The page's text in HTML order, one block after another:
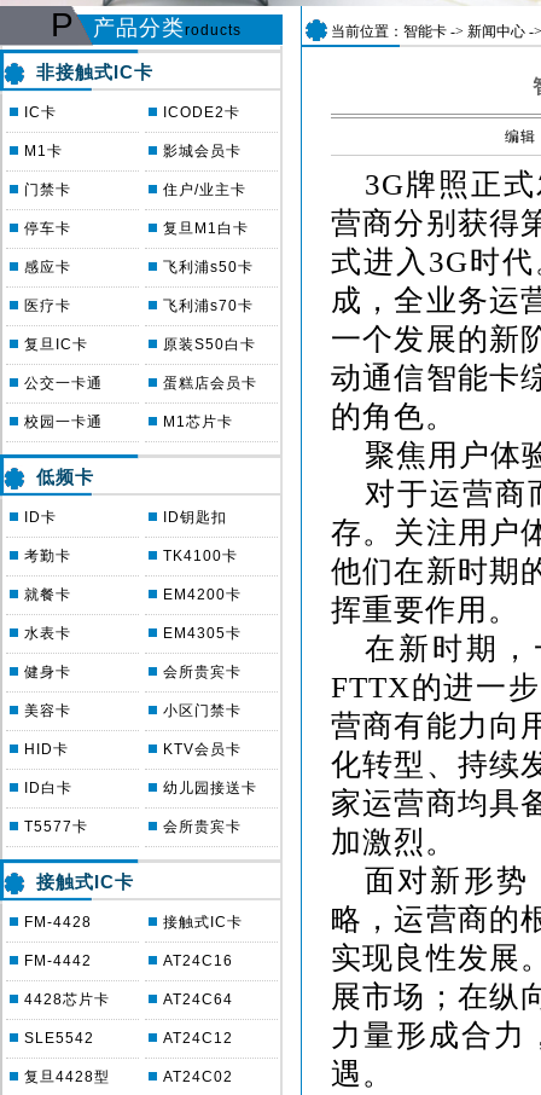
P 产品分类roducts
非接触式IC卡
IC卡
M1卡
门禁卡
停车卡
感应卡
医疗卡
复旦IC卡
公交一卡通
校园一卡通
ICODE2卡
影城会员卡
住户/业主卡
复旦M1白卡
飞利浦s50卡
飞利浦s70卡
原装S50白卡
蛋糕店会员卡
M1芯片卡
低频卡
ID卡
考勤卡
就餐卡
水表卡
健身卡
美容卡
HID卡
ID白卡
T5577卡
ID钥匙扣
TK4100卡
EM4200卡
EM4305卡
会所贵宾卡
小区门禁卡
KTV会员卡
幼儿园接送卡
会所贵宾卡
接触式IC卡
FM-4428
FM-4442
4428芯片卡
SLE5542
复旦4428型
接触式IC卡
AT24C16
AT24C64
AT24C12
AT24C02
当前位置： 智能卡 -> 新闻中心 -
编辑
3G牌照正
营商分别获得
式进入 3G时
成，全业务运
一个发展的新
动通信智能卡
的角色。
聚焦用户体
对于运营商
存。关注用户
他们在新时期
挥重要作用。
在新时期
FTTX的进一
营商有能力向
化转型、持续
家运营商均具
加激烈。
面对新形势
略，运营商的
实现良性发展
展市场；在纵
力量形成合力
遇。